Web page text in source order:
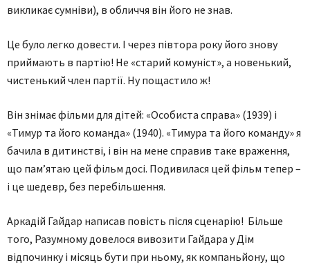
викликає сумніви), в обличчя він його не знав.
Це було легко довести. І через півтора року його знову
приймають в партію! Не «старий комуніст», а новенький,
чистенький член партії. Ну пощастило ж!
Він знімає фільми для дітей: «Особиста справа» (1939) і
«Тимур та його команда» (1940). «Тимура та його команду» я
бачила в дитинстві, і він на мене справив таке враження,
що пам’ятаю цей фільм досі. Подивилася цей фільм тепер –
і це шедевр, без перебільшення.
Аркадій Гайдар написав повість після сценарію! Більше
того, Разумному довелося вивозити Гайдара у Дім
відпочинку і місяць бути при ньому, як компаньйону, що